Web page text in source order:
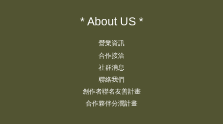
* About US *
營業資訊
合作接洽
社群消息
聯絡我們
創作者聯名友善計畫
合作夥伴分潤計畫